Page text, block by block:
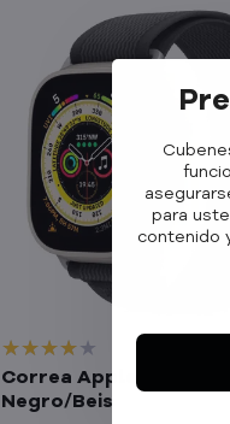
Correa Apple Watch
Negro/Beis
para
contenido